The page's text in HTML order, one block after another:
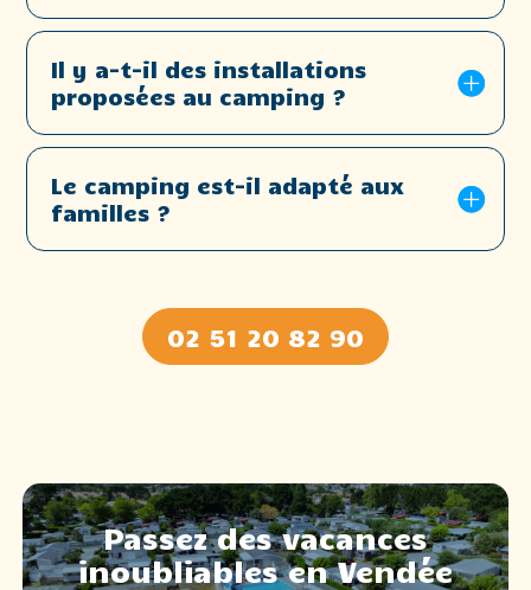
Il y a-t-il des installations
proposées au camping ?
Le camping est-il adapté aux
familles ?
02 51 20 82 90
Passez des vacances
inoubliables en Vendée